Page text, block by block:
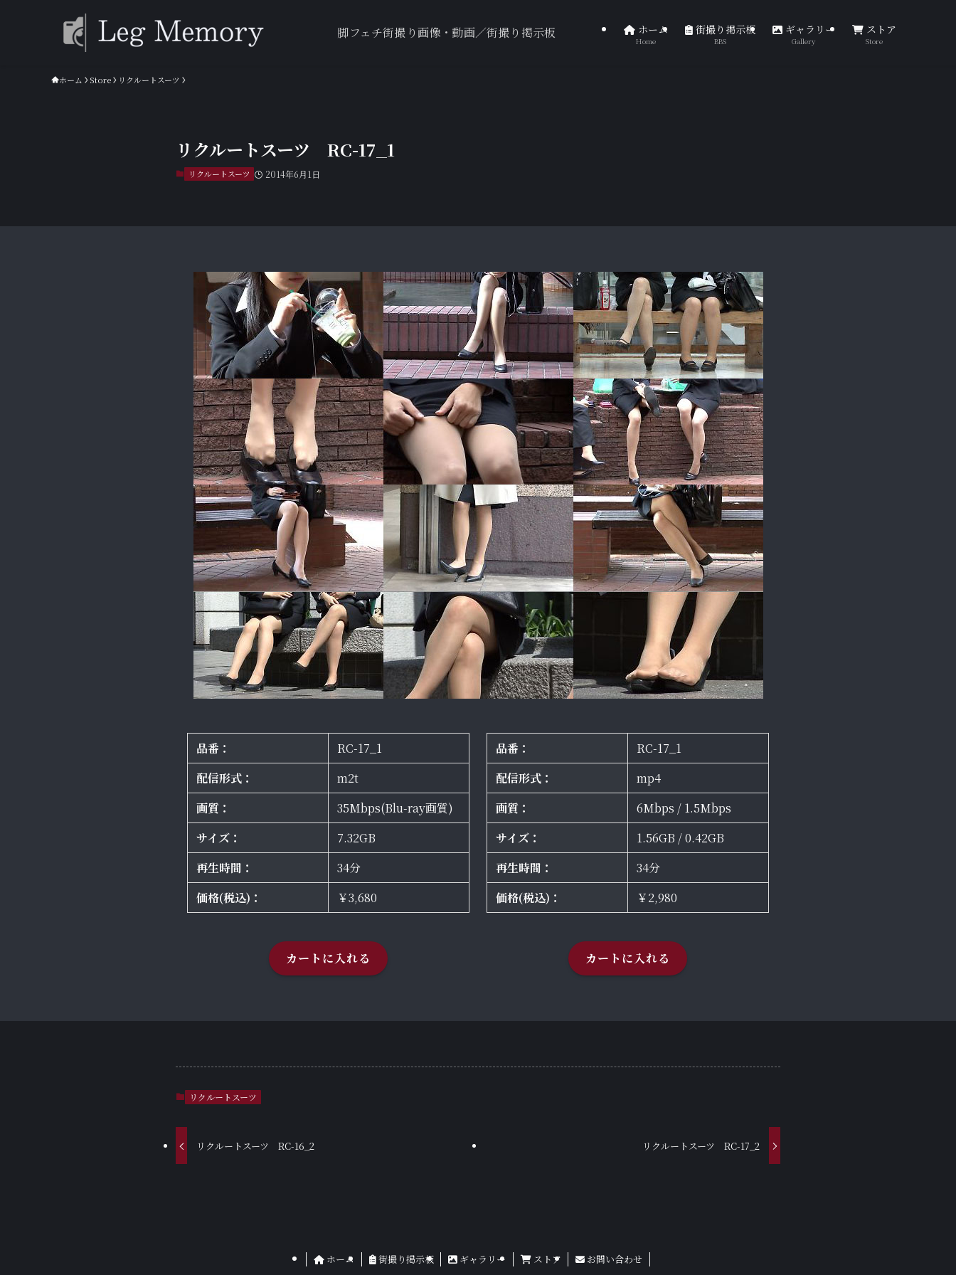
脚フェチ街撮り画像・動画／街撮り掲示板 ホーム
Home
街撮り掲示板
BBS
ギャラリー
Gallery
ストア
Store
ホーム Store リクルートスーツ
リクルートスーツ RC-17_1
リクルートスーツ 2014年6月1日
品番：
RC-17_1
配信形式：
m2t
画質：
35Mbps(Blu-ray画質)
サイズ：
7.32GB
再生時間：
34分
価格(税込)：
￥3,680
カートに入れる
品番：
RC-17_1
配信形式：
mp4
画質：
6Mbps / 1.5Mbps
サイズ：
1.56GB / 0.42GB
再生時間：
34分
価格(税込)：
￥2,980
カートに入れる
リクルートスーツ
リクルートスーツ RC-16_2 リクルートスーツ RC-17_2
ホーム 街撮り掲示板 ギャラリー ストア お問い合わせ